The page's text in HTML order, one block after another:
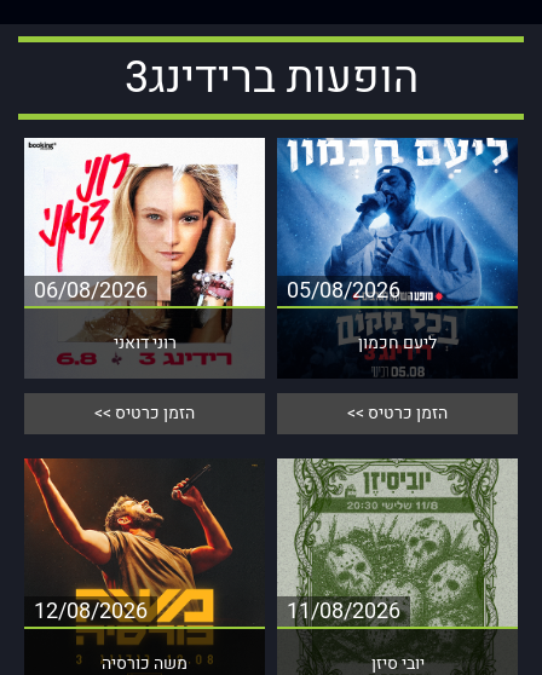
הופעות ברידינג3
05/08/2026
ליעם חכמון
05/08/2026
21:00
הזמן כרטיס
הזמן כרטיס >>
06/08/2026
רוני דואני
06/08/2026
21:00
הזמן כרטיס
הזמן כרטיס >>
11/08/2026
יובי סיזן
12/08/2026
משה כורסיה